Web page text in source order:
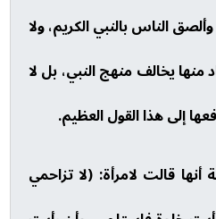
الناس بالنبي الكريم، ولا
يخالف منهج النبي، بل لا
إلى هذا القول العظيم.
قالت لامرأة: (لا تزاحمي